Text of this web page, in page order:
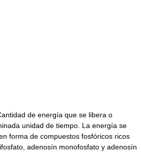
de energía que se libera o
unidad de tiempo. La energía se
forma de compuestos fosfóricos ricos
adenosín monofosfato y adenosín